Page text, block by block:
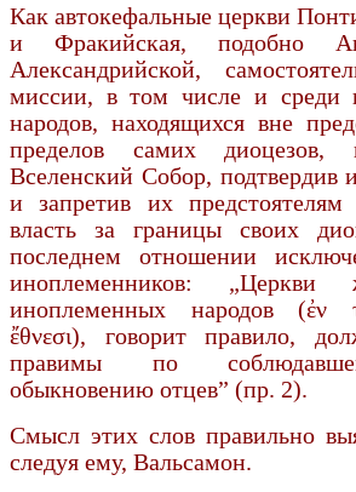
Как автокефальные церкви
и Фракийская, подобно
Александрийской,
миссии, в том числе и среди
народов, находящихся вне
пределов самих диоцезов,
Вселенский Собор, подтвердив
и запретив их
власть за грани­цы своих
последнем от­ношении
иноплеменников:
иноплеменных народов (ἐν
ἔθνεσι), говорит правило,
правимы по
обыкновению отцев” (пр. 2).
Смысл этих слов правильно
следуя ему, Вальсамон.